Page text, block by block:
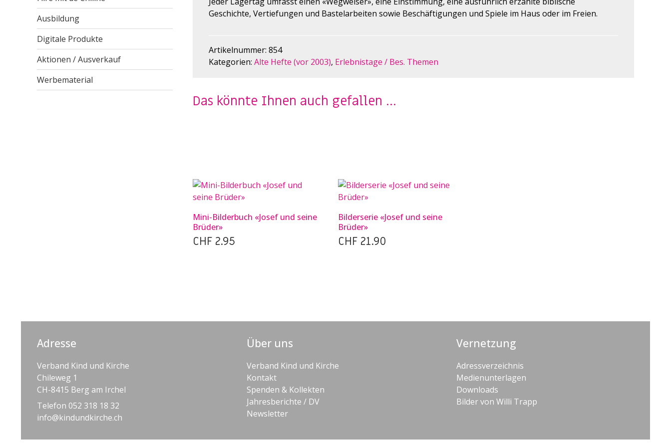
Ausbildung
Digitale Produkte
Aktionen / Ausverkauf
Werbematerial
Geschichte, Vertiefungen und Bastelarbeiten sowie Beschäftigungen und Spiele im Haus oder im Freien.
Artikelnummer: 854
Kategorien: Alte Hefte (vor 2003), Erlebnistage / Bes. Themen
Das könnte Ihnen auch gefallen …
Mini-Bilderbuch «Josef und seine
Brüder»
CHF2.95
Bilderserie «Josef und seine
Brüder»
CHF 21.90
Adresse
Verband Kind und Kirche
Chileweg 1
CH-8415 Berg am Irchel
Telefon 052 318 18 32
info@kindundkirche.ch
Über uns
Verband Kind und Kirche
Kontakt
Spenden & Kollekten
Jahresberichte / DV
Newsletter
Vernetzung
Adressverzeichnis
Medienunterlagen
Downloads
Bilder von Willi Trapp